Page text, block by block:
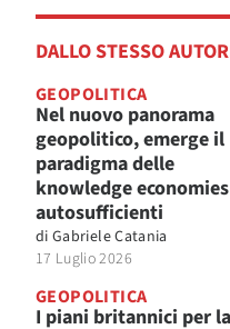
DALLO STESSO
GEOPOLITICA
Nel nuovo panorama
geopolitico, emerge il
paradigma delle
knowledge economies
autosufficienti
di Gabriele Catania
17 Luglio 2026
GEOPOLITICA
I piani britannici per la